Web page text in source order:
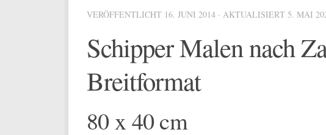
VERÖFFENTLICHT 16. JUNI 2014 · AKTUALISIERT 5. MAI
Schipper Malen nach
Breitformat
80 x 40 cm